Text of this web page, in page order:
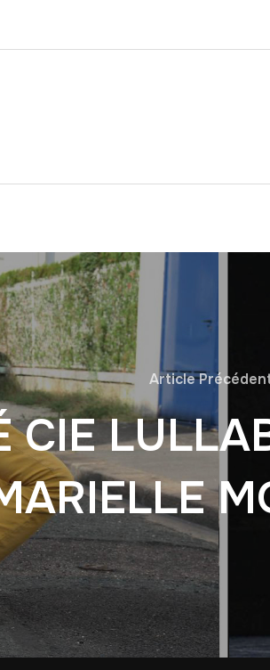
Article
CIE